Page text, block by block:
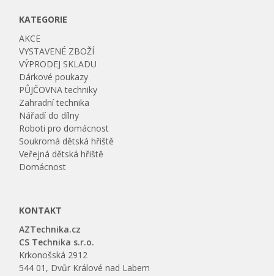
KATEGORIE
AKCE
VYSTAVENÉ ZBOŽÍ
VÝPRODEJ SKLADU
Dárkové poukazy
PŮJČOVNA techniky
Zahradní technika
Nářadí do dílny
Roboti pro domácnost
Soukromá dětská hřiště
Veřejná dětská hřiště
Domácnost
KONTAKT
AZTechnika.cz
CS Technika s.r.o.
Krkonošská 2912
544 01, Dvůr Králové nad Labem